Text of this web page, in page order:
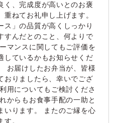
く、完成度が高いとのお褒
ねてお礼申し上げます。
ス」の品質が高くしっかり
すんだとのこと、何よりで
マンスに関してもご評価を
しているかもお知らせくだ
お届けしたお弁当が、皆様
おりましたら、幸いでござ
用についてもご検討くださ
からもお食事手配の一助と
いります。 またのご縁を心
。